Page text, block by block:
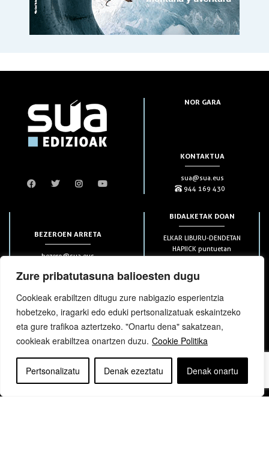
Zure pribatutasuna balioesten dugu
Cookieak erabiltzen ditugu zure nabigazio esperientzia
hobetzeko, iragarki edo eduki pertsonalizatuak eskaintzeko
eta gure trafikoa aztertzeko. "Onartu dena" sakatzean,
cookieak erabiltzea onartzen duzu. Cookie Politika
Pertsonalizatu Denak ezeztatu Denak onartu
NOR GARA
KONTAKTUA
sua@sua.eus
944 169 430
BEZEROEN ARRETA
bezero@sua.eus
HARPIDETZAK
BIDALKETAK DOAN
ELKAR LIBURU-DENDETAN
HAPIICK puntuetan
(soilik penintsulan)